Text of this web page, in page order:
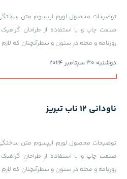
توضیحات محصول لورم ایپسوم متن ساختگی
صنعت چاپ و با استفاده از طراحان
روزنامه و مجله در ستون و سطرآنچنان که
دوشنبه 30 سپتامبر 2024
ناودانی 12 ناب تبریز
توضیحات محصول لورم ایپسوم متن ساختگی
صنعت چاپ و با استفاده از طراحان
روزنامه و مجله در ستون و سطرآنچنان که